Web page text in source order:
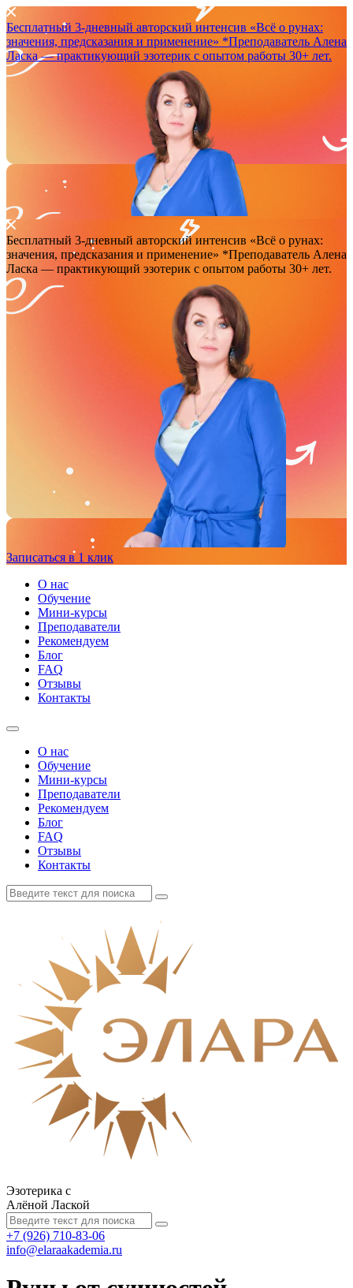
Бесплатный 3-дневный авторский интенсив «Всё о рунах:
значения, предсказания и применение» *Преподаватель Аленa
Ласка — практикующий эзотерик с опытом работы 30+ лет.
Бесплатный 3-дневный авторский интенсив «Всё о рунах:
значения, предсказания и применение» *Преподаватель Аленa
Ласка — практикующий эзотерик с опытом работы 30+ лет.
Записаться в 1 клик
О нас
Обучение
Мини-курсы
Преподаватели
Рекомендуем
Блог
FAQ
Отзывы
Контакты
О нас
Обучение
Мини-курсы
Преподаватели
Рекомендуем
Блог
FAQ
Отзывы
Контакты
Эзотерика с
Алёной Лаской
+7 (926) 710-83-06
info@elaraakademia.ru